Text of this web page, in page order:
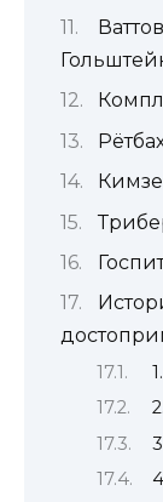
Кимзе